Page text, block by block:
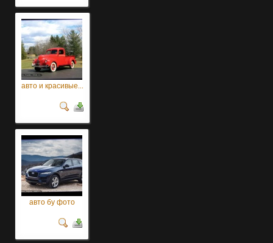
авто и красивые...
авто бу фото